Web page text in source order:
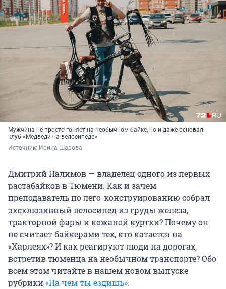
Мужчина не просто гоняет на необычном байке, но и даже основал
клуб «Медведи на велосипеде»
Источник: Ирина Шарова
Дмитрий Налимов — владелец одного из первых
растабайков в Тюмени. Как и зачем
преподаватель по лего-конструированию собрал
эксклюзивный велосипед из груды железа,
тракторной фары и кожаной куртки? Почему он
не считает байкерами тех, кто катается на
«Харлеях»? И как реагируют люди на дорогах,
встретив тюменца на необычном транспорте? Обо
всем этом читайте в нашем новом выпуске
рубрики«На чем ты ездишь».